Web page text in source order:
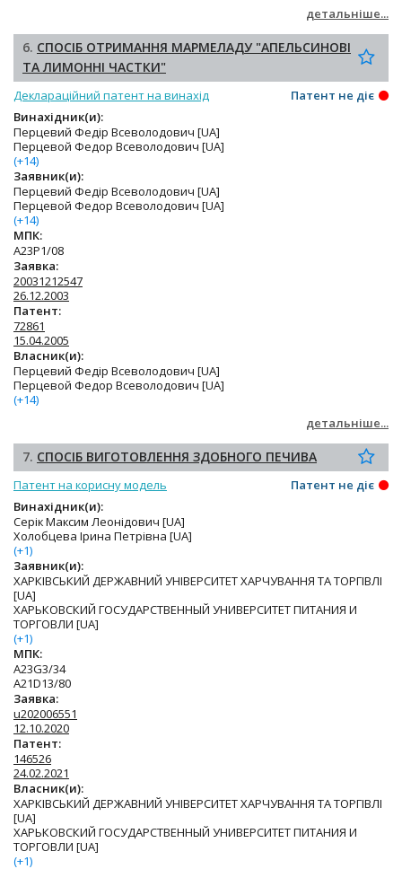
детальніше...
6. СПОСІБ ОТРИМАННЯ МАРМЕЛАДУ "АПЕЛЬСИНОВІ
ТА ЛИМОННІ ЧАСТКИ"
Деклараційний патент на винахід
Патент не діє
Винахідник(и):
Перцевий Федір Всеволодович [UA]
Перцевой Федор Всеволодович [UA]
(+14)
Заявник(и):
Перцевий Федір Всеволодович [UA]
Перцевой Федор Всеволодович [UA]
(+14)
МПК:
A23P1/08
Заявка:
20031212547
26.12.2003
Патент:
72861
15.04.2005
Власник(и):
Перцевий Федір Всеволодович [UA]
Перцевой Федор Всеволодович [UA]
(+14)
детальніше...
7. СПОСІБ ВИГОТОВЛЕННЯ ЗДОБНОГО ПЕЧИВА
Патент на корисну модель
Патент не діє
Винахідник(и):
Серік Максим Леонідович [UA]
Холобцева Ірина Петрівна [UA]
(+1)
Заявник(и):
ХАРКІВСЬКИЙ ДЕРЖАВНИЙ УНІВЕРСИТЕТ ХАРЧУВАННЯ ТА ТОРГІВЛІ
[UA]
ХАРЬКОВСКИЙ ГОСУДАРСТВЕННЫЙ УНИВЕРСИТЕТ ПИТАНИЯ И
ТОРГОВЛИ [UA]
(+1)
МПК:
A23G3/34
A21D13/80
Заявка:
u202006551
12.10.2020
Патент:
146526
24.02.2021
Власник(и):
ХАРКІВСЬКИЙ ДЕРЖАВНИЙ УНІВЕРСИТЕТ ХАРЧУВАННЯ ТА ТОРГІВЛІ
[UA]
ХАРЬКОВСКИЙ ГОСУДАРСТВЕННЫЙ УНИВЕРСИТЕТ ПИТАНИЯ И
ТОРГОВЛИ [UA]
(+1)